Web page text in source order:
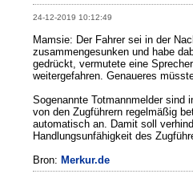
24-12-2019 10:12:49
Mamsie: Der Fahrer sei in der
zusammengesunken und habe
gedrückt, vermutete eine
weitergefahren. Genaueres
Sogenannte Totmannmelder sind
von den Zugführern regelmäßig
automatisch an. Damit soll
Handlungsunfähigkeit des
Bron: Merkur.de